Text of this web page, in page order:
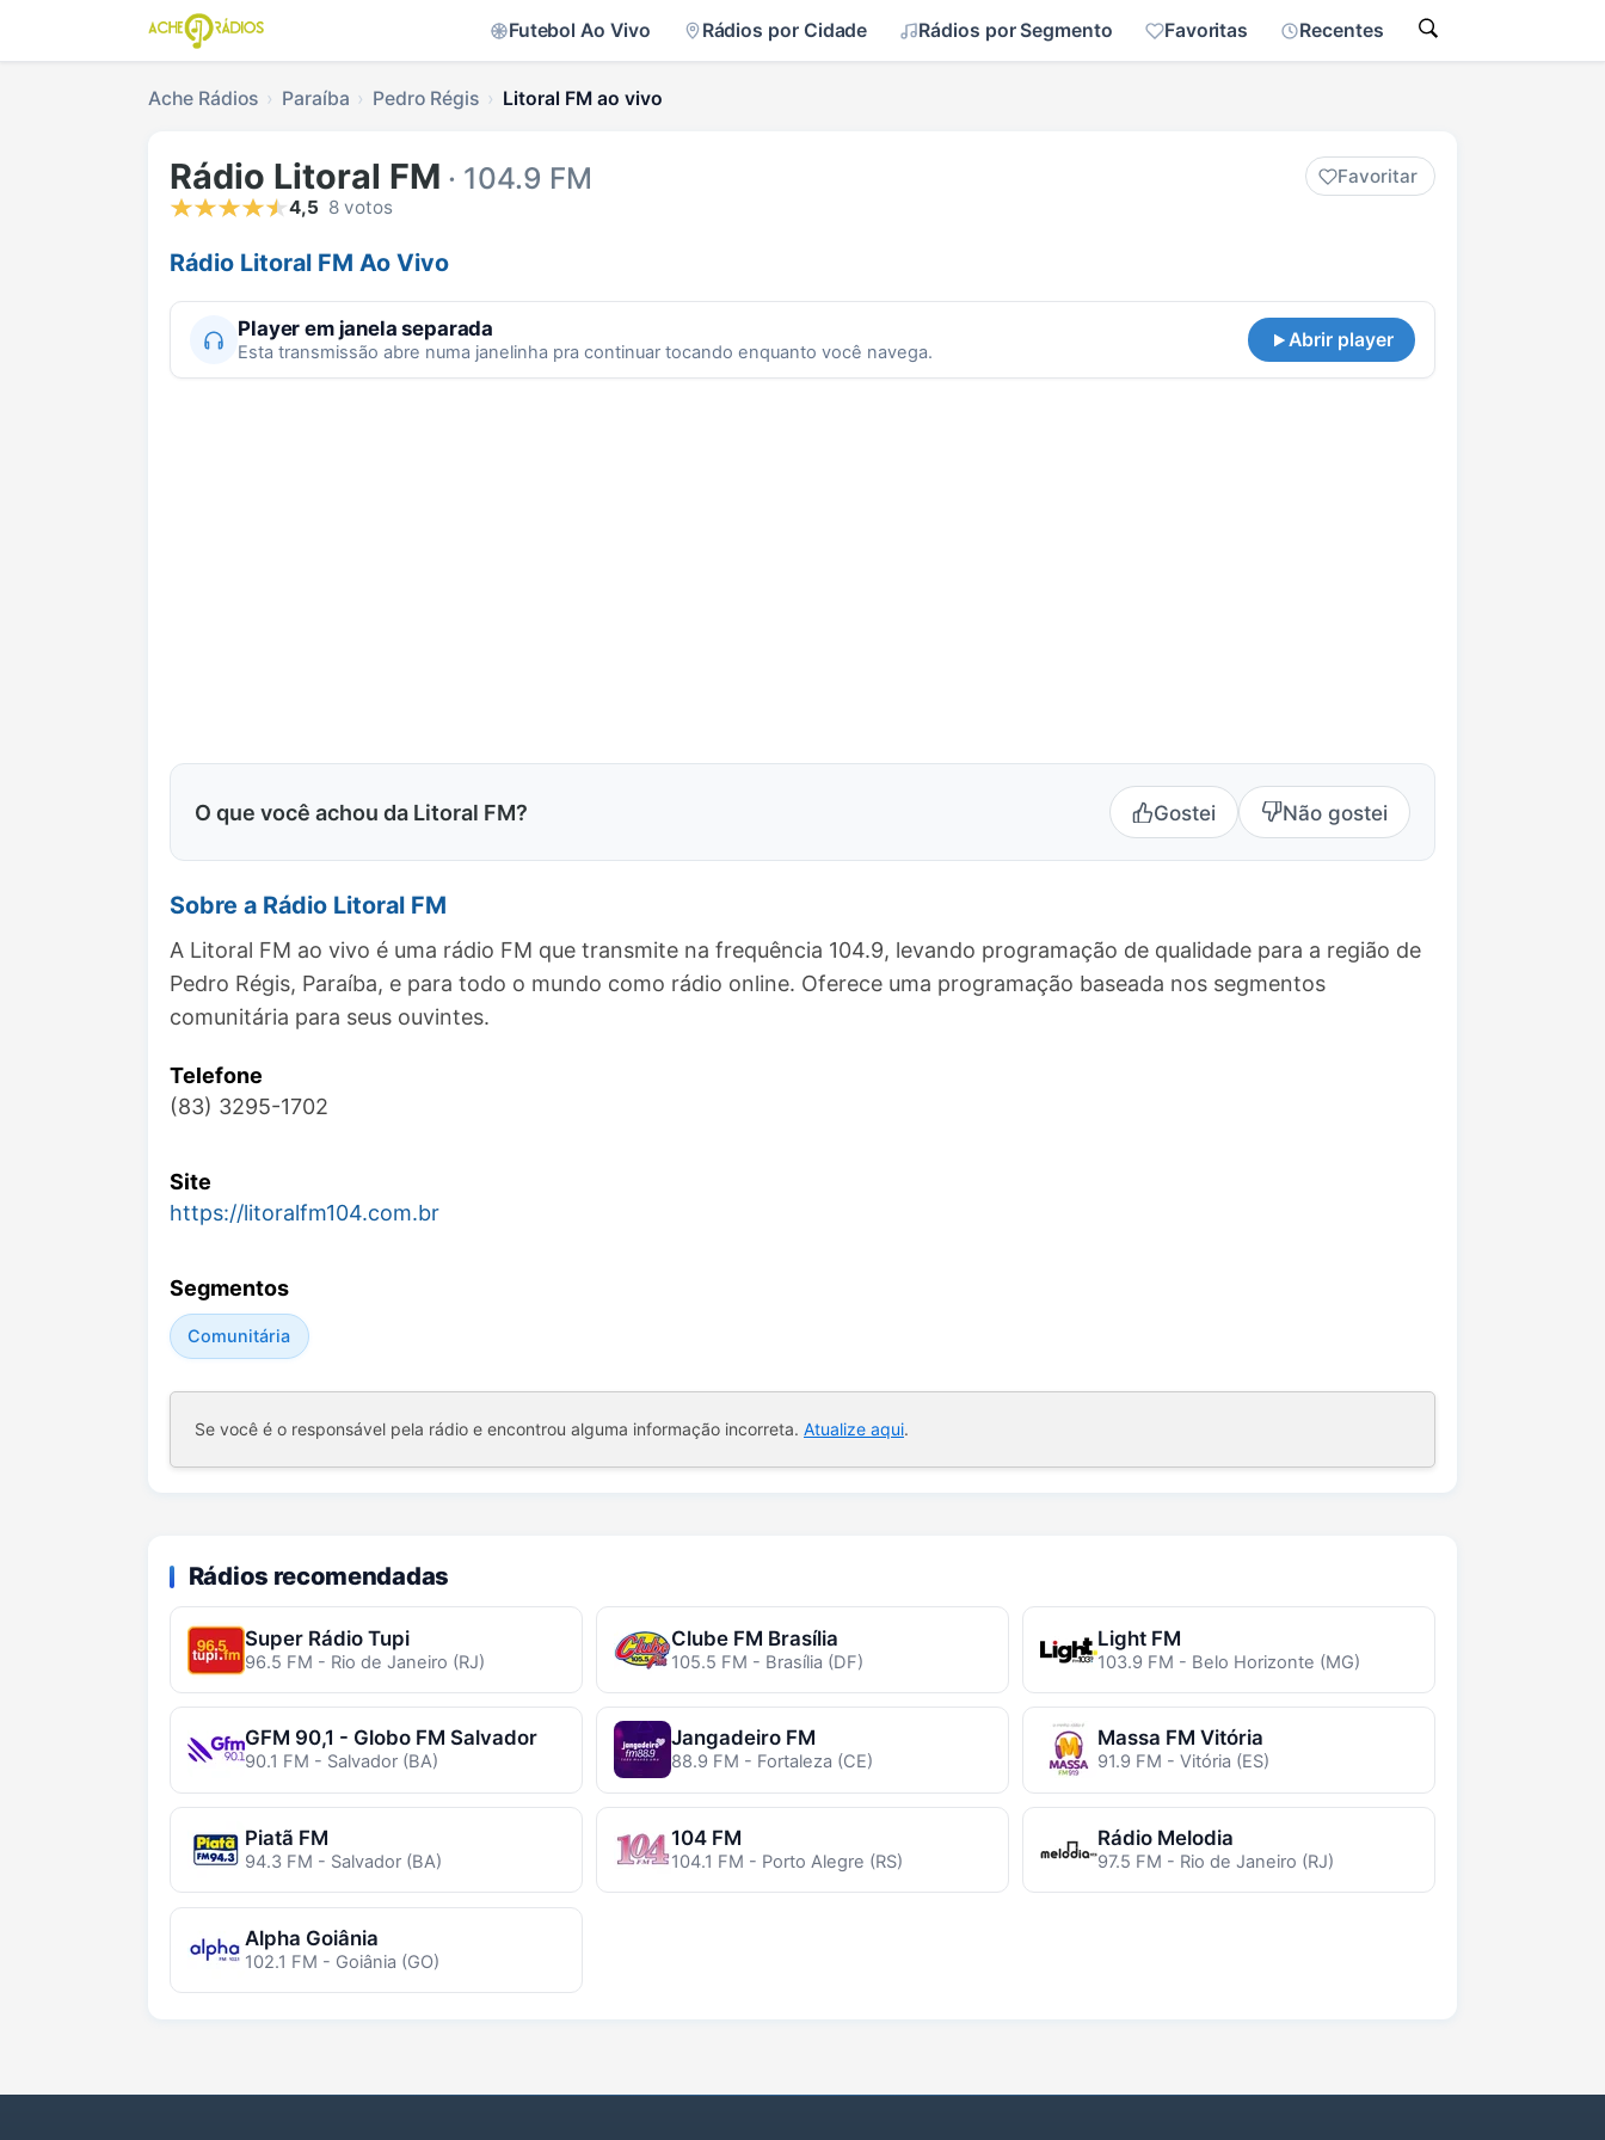
Futebol Ao Vivo Rádios por Cidade Rádios por Segmento Favoritas Recentes
Ache Rádios Paraíba Pedro Régis Litoral FM ao vivo
Rádio Litoral FM · 104.9 FM
Favoritar
4,5 8 votos
Rádio Litoral FM Ao Vivo
Player em janela separada
Esta transmissão abre numa janelinha pra continuar tocando enquanto você navega.
Abrir player
O que você achou da Litoral FM? Gostei Não gostei
Sobre a Rádio Litoral FM
A Litoral FM ao vivo é uma rádio FM que transmite na frequência 104.9, levando programação de qualidade para a região de
Pedro Régis, Paraíba, e para todo o mundo como rádio online. Oferece uma programação baseada nos segmentos
comunitária para seus ouvintes.
Telefone
(83) 3295-1702
Site
https://litoralfm104.com.br
Segmentos
Comunitária
Se você é o responsável pela rádio e encontrou alguma informação incorreta. Atualize aqui.
Rádios recomendadas
Super Rádio Tupi
96.5 FM - Rio de Janeiro (RJ)
Clube FM Brasília
105.5 FM - Brasília (DF)
Light FM
103.9 FM - Belo Horizonte (MG)
GFM 90,1 - Globo FM Salvador
90.1 FM - Salvador (BA)
Jangadeiro FM
88.9 FM - Fortaleza (CE)
Massa FM Vitória
91.9 FM - Vitória (ES)
Piatã FM
94.3 FM - Salvador (BA)
104 FM
104.1 FM - Porto Alegre (RS)
Rádio Melodia
97.5 FM - Rio de Janeiro (RJ)
Alpha Goiânia
102.1 FM - Goiânia (GO)